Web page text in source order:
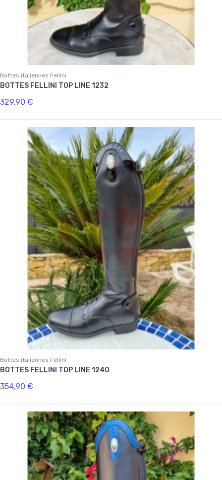
Bottes italiennes Fellini
BOTTES FELLINI TOP LINE 1232
329,90 €
Bottes italiennes Fellini
BOTTES FELLINI TOP LINE 1240
354,90 €